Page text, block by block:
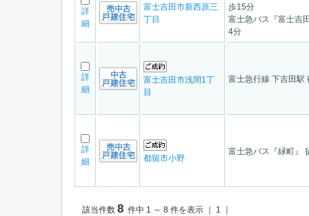
詳
細
富士吉田市新西原三
丁目
歩15分
富士急バス『富士吉
4分
詳
細
富士吉田市浅間1丁
目
富士急行線 下吉田駅
詳
細
都留市小野
富士急バス『緑町』
該当件数 8 件中 1 ～ 8 件を表示 ｜ 1 ｜